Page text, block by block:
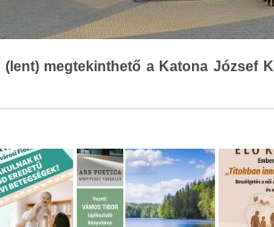
megtekinthető a Katona József